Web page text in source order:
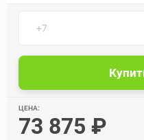
ЦЕНА:
73 875 ₽